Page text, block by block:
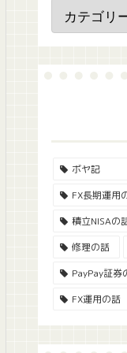
ボヤ記
FX長期運用
積立NISAの
修理の話
PayPay証券
FX運用の話